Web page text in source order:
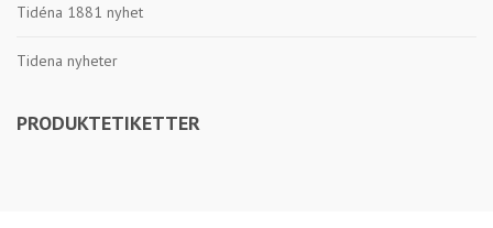
Tidéna 1881 nyhet
Tidena nyheter
PRODUKTETIKETTER